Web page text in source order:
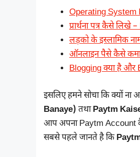
Operating System
प्रार्थना पत्र कैसे
लड़को के इस्लामिक
ऑनलाइन पैसे कैसे
Blogging क्या है और
इसलिए हमने सोचा कि क्यों
Banaye) तथाPaytm
आप अपना Paytm Account
सबसे पहले जानते है कि